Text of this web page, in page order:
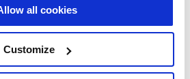
all cookies
Customize
infliger à des ennemis
dommages dévastateurs.